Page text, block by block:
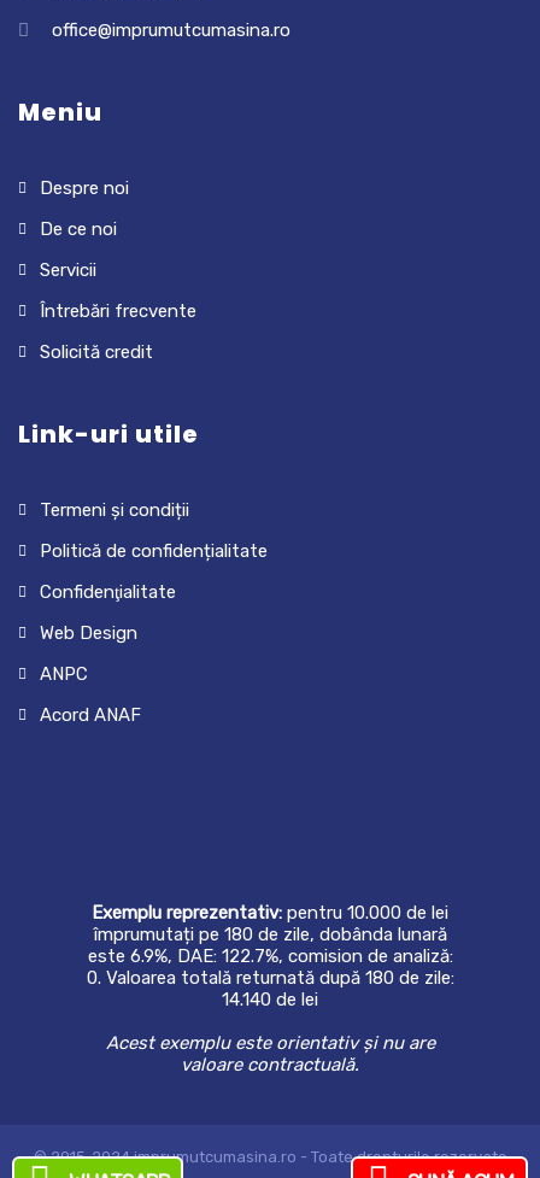
office@imprumutcumasina.ro
Meniu
Despre noi
De ce noi
Servicii
Întrebări frecvente
Solicită credit
Link-uri utile
Termeni și condiții
Politică de confidențialitate
Confidenţialitate
Web Design
ANPC
Acord ANAF
Exemplu reprezentativ: pentru 10.000 de lei
împrumutați pe 180 de zile, dobânda lunară
este 6.9%, DAE: 122.7%, comision de analiză:
0. Valoarea totală returnată după 180 de zile:
14.140 de lei
Acest exemplu este orientativ și nu are
valoare contractuală.
© 2015-2024 imprumutcumasina.ro - Toate drepturile rezervate